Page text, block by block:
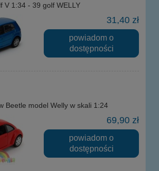
V 1:34 - 39 golf WELLY
31,40 zł
powiadom o
dostępności
Beetle model Welly w skali 1:24
69,90 zł
powiadom o
dostępności